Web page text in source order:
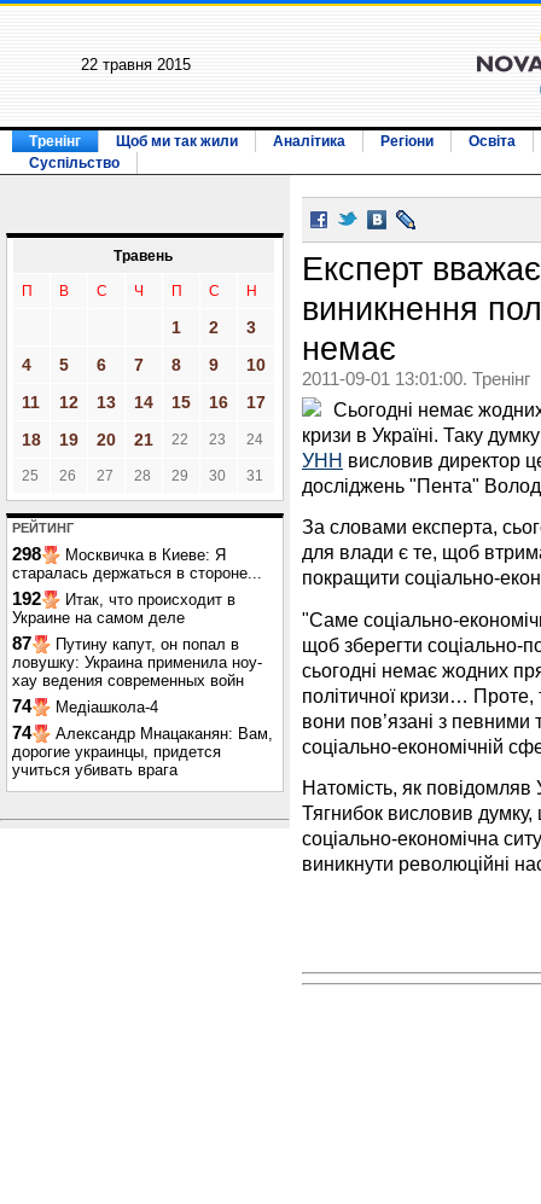
22 травня 2015
Тренінг Щоб ми так жили Аналітика Регіони
Освіта
Суспільство
Травень
П В С Ч П С Н
1 2
3
4
5 6 7 8 9
10
11
12 13 14 15 16
17
18
19 20 21 22 23 24
25 26 27 28 29 30 31
РЕЙТИНГ
298
Москвичка в Киеве: Я
старалась держаться в стороне...
192
Итак, что происходит в
Украине на самом деле
87
Путину капут, он попал в
ловушку: Украина применила ноу-
хау ведения современных войн
74 Медіашкола-4
74
Александр Мнацаканян: Вам,
дорогие украинцы, придется
учиться убивать врага
Експерт
виникнення
немає
2011-09-01 13:01:00. Тренінг
Сьогодні немає
кризи в Україні. Таку
УНН висловив директор
досліджень "Пента"
За словами експерта,
для влади є те, щоб
покращити соціально-
"Саме соціально-
щоб зберегти соціально-
сьогодні немає жодних
політичної кризи… Проте,
вони пов’язані з
соціально-економічній
Натомість, як
Тягнибок висловив думку,
соціально-економічна
виникнути революційні